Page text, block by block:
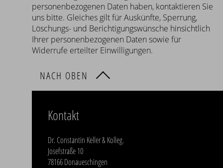
personenbezogenen Daten haben, kontaktieren Sie
uns bitte. Gleiches gilt für Auskünfte, Sperrung,
Löschungs- und Berichtigungswünsche hinsichtlich
Ihrer personenbezogenen Daten sowie für
Widerrufe erteilter Einwilligungen.
NACH OBEN
Kontakt
Dr. Constantin Keller & Kolleg.
Josefstraße 10
78166 Donaueschingen